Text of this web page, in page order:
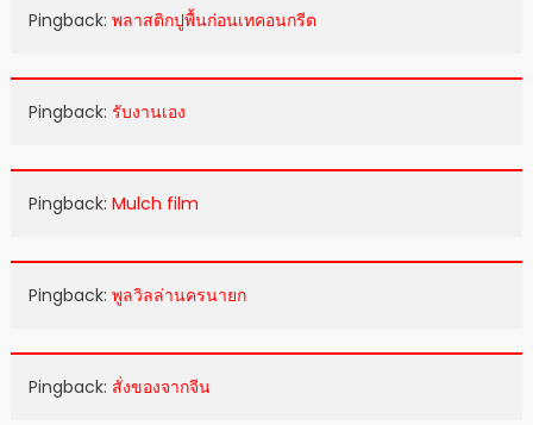
Pingback: พลาสติกปูพื้นก่อนเทคอนกรีต
Pingback: รับงานเอง
Pingback: Mulch film
Pingback: พูลวิลล่านครนายก
Pingback: สั่งของจากจีน